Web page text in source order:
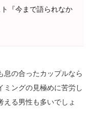
『今まで語られなか
の合ったカップルなら
ミングの見極めに苦労し
える男性も多いでしょ